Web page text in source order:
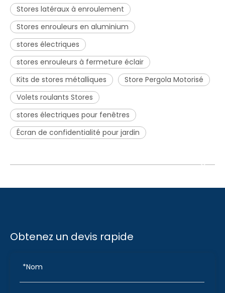
Stores latéraux à enroulement
Stores enrouleurs en aluminium
stores électriques
stores enrouleurs à fermeture éclair
Kits de stores métalliques
Store Pergola Motorisé
Volets roulants Stores
stores électriques pour fenêtres
Écran de confidentialité pour jardin
Obtenez un devis rapide